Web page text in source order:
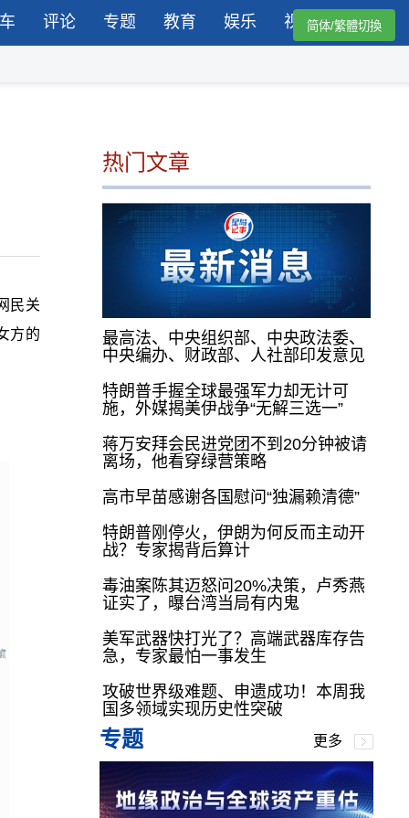
评论 专题 教育 娱乐 视频简体/繁體切換
民关
方的
热门文章
最高法、中央组织部、中央政法委、
中央编办、财政部、人社部印发意见
特朗普手握全球最强军力却无计可
施，外媒揭美伊战争“无解三选一”
蒋万安拜会民进党团不到20分钟被请
离场，他看穿绿营策略
高市早苗感谢各国慰问“独漏赖清德”
特朗普刚停火，伊朗为何反而主动开
战？专家揭背后算计
毒油案陈其迈怒问20%决策，卢秀燕
证实了，曝台湾当局有内鬼
美军武器快打光了？高端武器库存告
急，专家最怕一事发生
攻破世界级难题、申遗成功！本周我
国多领域实现历史性突破
专题 更多